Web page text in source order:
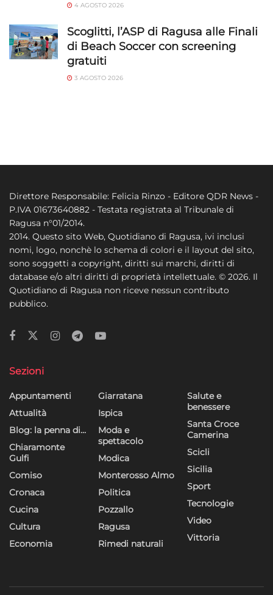
4 AGOSTO 2026
Scoglitti, l’ASP di Ragusa alle Finali
di Beach Soccer con screening
gratuiti
3 AGOSTO 2026
Direttore Responsabile: Felicia Rinzo - Editore QDR News -
P.IVA 01673640882 - Testata registrata al Tribunale di
Ragusa n°01/2014.
2014. Questo sito Web, Quotidiano di Ragusa, ivi inclusi
nomi, logo, nonchè lo schema di colori e il layout del sito,
sono soggetti a copyright, diritti sui marchi, diritti di
database e/o altri diritti di proprietà intellettuale. © 2026. Il
Quotidiano di Ragusa non riceve nessun contributo
pubblico.
Sezioni
Appuntamenti
Attualità
Blog: la penna di…
Chiaramonte
Gulfi
Comiso
Cronaca
Cucina
Cultura
Economia
Giarratana
Ispica
Moda e
spettacolo
Modica
Monterosso Almo
Politica
Pozzallo
Ragusa
Rimedi naturali
Salute e
benessere
Santa Croce
Camerina
Scicli
Sicilia
Sport
Tecnologie
Video
Vittoria